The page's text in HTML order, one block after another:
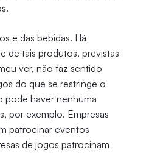
e das bebidas. Há
de tais produtos, previstas
ver, não faz sentido
do que se restringe o
pode haver nenhuma
por exemplo. Empresas
patrocinar eventos
de jogos patrocinam